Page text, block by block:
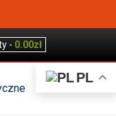
- 0.00zł
PL